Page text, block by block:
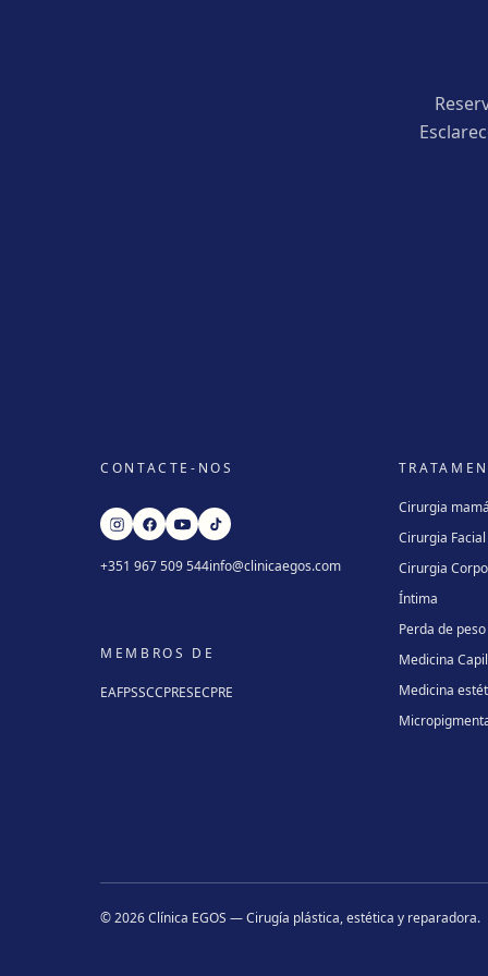
CONTACTE-NOS
+351 967 509 544info@clinicaegos.com
MEMBROS DE
EAFPSSCCPRESECPRE
Cirurgia
Cirurgia Facial
Cirurgia
Íntima
Perda de peso
Medicina
Medicina
©2026Clínica EGOS — Cirugía plástica, estética y reparadora.